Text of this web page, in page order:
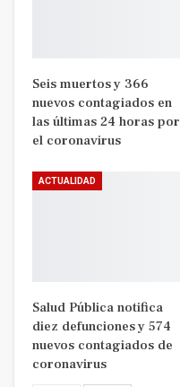
Seis muertos y 366
nuevos contagiados en
las últimas 24 horas por
el coronavirus
ACTUALIDAD
Salud Pública notifica
diez defunciones y 574
nuevos contagiados de
coronavirus